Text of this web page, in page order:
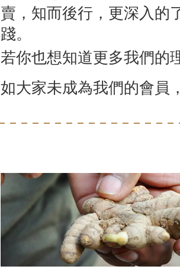
賣，知而後行，更深入的
踐。
若你也想知道更多我們的
如大家未成為我們的會員